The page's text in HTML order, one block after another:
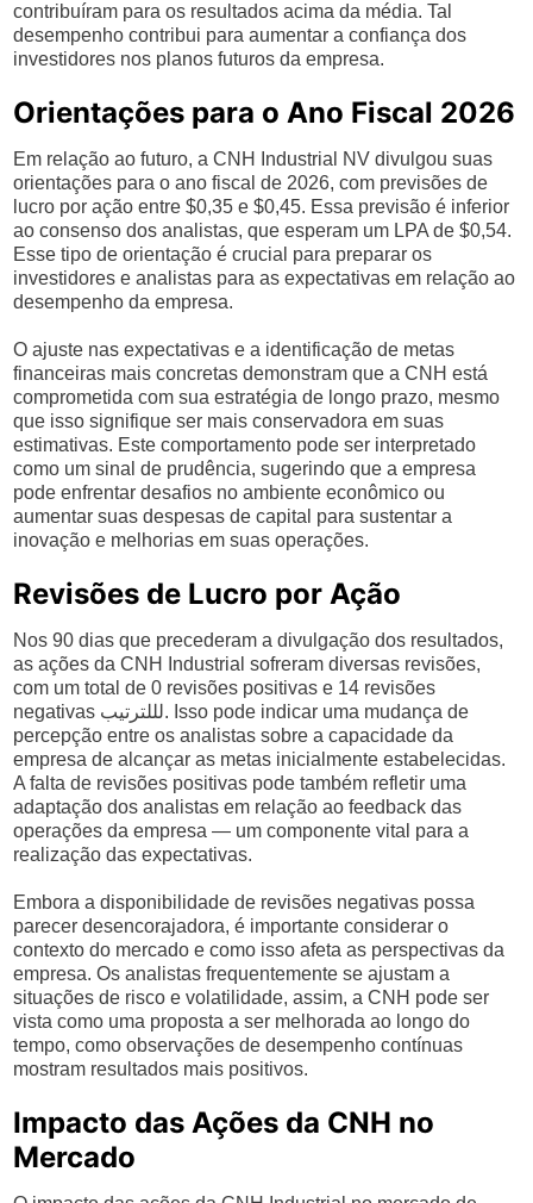
contribuíram para os resultados acima da média. Tal
desempenho contribui para aumentar a confiança dos
investidores nos planos futuros da empresa.
Orientações para o Ano Fiscal 2026
Em relação ao futuro, a CNH Industrial NV divulgou suas
orientações para o ano fiscal de 2026, com previsões de
lucro por ação entre $0,35 e $0,45. Essa previsão é inferior
ao consenso dos analistas, que esperam um LPA de $0,54.
Esse tipo de orientação é crucial para preparar os
investidores e analistas para as expectativas em relação ao
desempenho da empresa.
O ajuste nas expectativas e a identificação de metas
financeiras mais concretas demonstram que a CNH está
comprometida com sua estratégia de longo prazo, mesmo
que isso signifique ser mais conservadora em suas
estimativas. Este comportamento pode ser interpretado
como um sinal de prudência, sugerindo que a empresa
pode enfrentar desafios no ambiente econômico ou
aumentar suas despesas de capital para sustentar a
inovação e melhorias em suas operações.
Revisões de Lucro por Ação
Nos 90 dias que precederam a divulgação dos resultados,
as ações da CNH Industrial sofreram diversas revisões,
com um total de 0 revisões positivas e 14 revisões
negativas لللترتيب. Isso pode indicar uma mudança de
percepção entre os analistas sobre a capacidade da
empresa de alcançar as metas inicialmente estabelecidas.
A falta de revisões positivas pode também refletir uma
adaptação dos analistas em relação ao feedback das
operações da empresa — um componente vital para a
realização das expectativas.
Embora a disponibilidade de revisões negativas possa
parecer desencorajadora, é importante considerar o
contexto do mercado e como isso afeta as perspectivas da
empresa. Os analistas frequentemente se ajustam a
situações de risco e volatilidade, assim, a CNH pode ser
vista como uma proposta a ser melhorada ao longo do
tempo, como observações de desempenho contínuas
mostram resultados mais positivos.
Impacto das Ações da CNH no
Mercado